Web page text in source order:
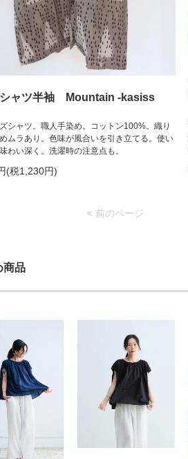
シャツ半袖 Mountain -kasiss
シャツ。職人手染め。コットン100%。織り
ムラあり。色味が風合いを引き立てる。使い
わい深く。洗濯時の注意点も。
(税1,230円)
< 前のページ
商品